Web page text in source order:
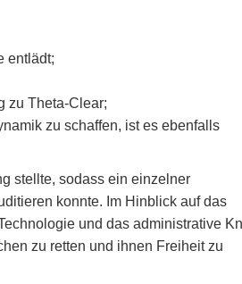
entlädt;
zu Theta-Clear;
zu schaffen, ist es ebenfalls
stellte, sodass ein einzelner
konnte. Im Hinblick auf das
und das administrative
zu retten und ihnen Freiheit zu